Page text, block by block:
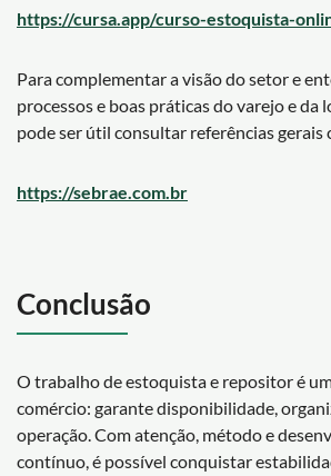
https://cursa.app/curso-estoquista-
Para complementar a visão do setor e
processos e boas práticas do varejo e da
pode ser útil consultar referências gerais
https://sebrae.com.br
Conclusão
O trabalho de estoquista e repositor é
comércio: garante disponibilidade,
operação. Com atenção, método e
contínuo, é possível conquistar